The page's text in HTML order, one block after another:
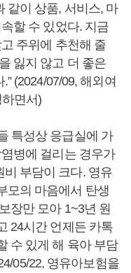
같이 상품, 서비스, 마
할 수 있었다. 지금
주위에 추천해 줄
잃지 않고 더 좋은
(2024/07/09, 해외여
면서)
특성상 응급실에 가
병에 걸리는 경우가
부담이 크다. 영유
모의 마음에서 탄생
장만 모아 1~3년 원
24시간 언제든 카톡
수 있게 해 육아 부담
05/22, 영유아보험을